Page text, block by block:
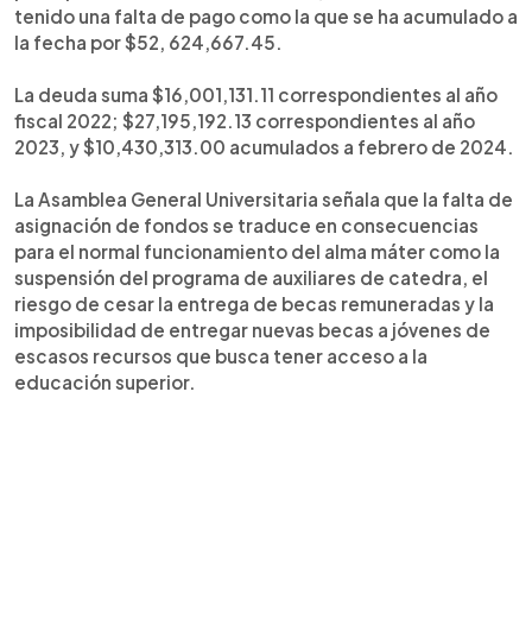
tenido una falta de pago como la que se ha acumulado a
la fecha por $52, 624,667.45.
La deuda suma $16,001,131.11 correspondientes al año
fiscal 2022; $27,195,192.13 correspondientes al año
2023, y $10,430,313.00 acumulados a febrero de 2024.
La Asamblea General Universitaria señala que la falta de
asignación de fondos se traduce en consecuencias
para el normal funcionamiento del alma máter como la
suspensión del programa de auxiliares de catedra, el
riesgo de cesar la entrega de becas remuneradas y la
imposibilidad de entregar nuevas becas a jóvenes de
escasos recursos que busca tener acceso a la
educación superior.